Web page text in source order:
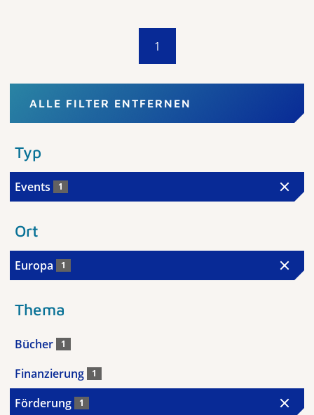
1
ALLE FILTER ENTFERNEN
Typ
Events 1
Ort
Europa 1
Thema
Bücher 1
Finanzierung 1
Förderung 1